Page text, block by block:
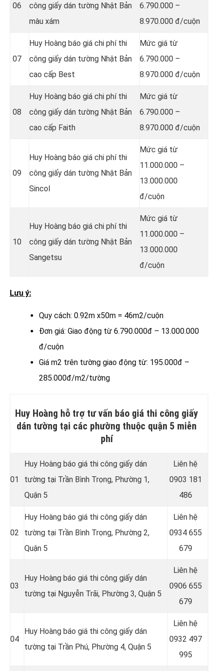
06
công giấy dán tường Nhật Bản
màu xám
6.790.000 –
8.970.000 đ/cuộn
07
Huy Hoàng báo giá chi phí thi
công giấy dán tường Nhật Bản
cao cấp Best
Mức giá từ
6.790.000 –
8.970.000 đ/cuộn
08
Huy Hoàng báo giá chi phí thi
công giấy dán tường Nhật Bản
cao cấp Faith
Mức giá từ
6.790.000 –
8.970.000 đ/cuộn
09
Huy Hoàng báo giá chi phí thi
công giấy dán tường Nhật Bản
Sincol
Mức giá từ
11.000.000 –
13.000.000
đ/cuộn
10
Huy Hoàng báo giá chi phí thi
công giấy dán tường Nhật Bản
Sangetsu
Mức giá từ
11.000.000 –
13.000.000
đ/cuộn
Lưu ý:
Quy cách: 0.92m x50m = 46m2/cuộn
Đơn giá: Giao động từ 6.790.000đ – 13.000.000
đ/cuộn
Giá m2 trên tường giao động từ: 195.000đ –
285.000đ/m2/tường
Huy Hoàng hỗ trợ tư vấn báo giá thi công giấy
dán tường tại các phường thuộc quận 5 miễn
phí
01
Huy Hoàng báo giá thi công giấy dán
tường tại Trần Bình Trọng, Phường 1,
Quận 5
Liên hệ
0903 181
486
02
Huy Hoàng báo giá thi công giấy dán
tường tại Trần Bình Trọng, Phường 2,
Quận 5
Liên hệ
0934 655
679
03
Huy Hoàng báo giá thi công giấy dán
tường tại Nguyễn Trãi, Phường 3, Quận 5
Liên hệ
0906 655
679
04
Huy Hoàng báo giá thi công giấy dán
tường tại Trần Phú, Phường 4, Quận 5
Liên hệ
0932 497
995